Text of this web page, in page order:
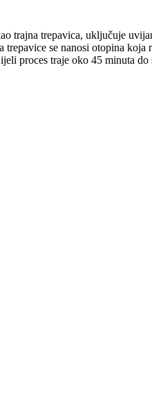
trajna trepavica, uključuje
se nanosi otopina koja
proces traje oko 45 minuta do